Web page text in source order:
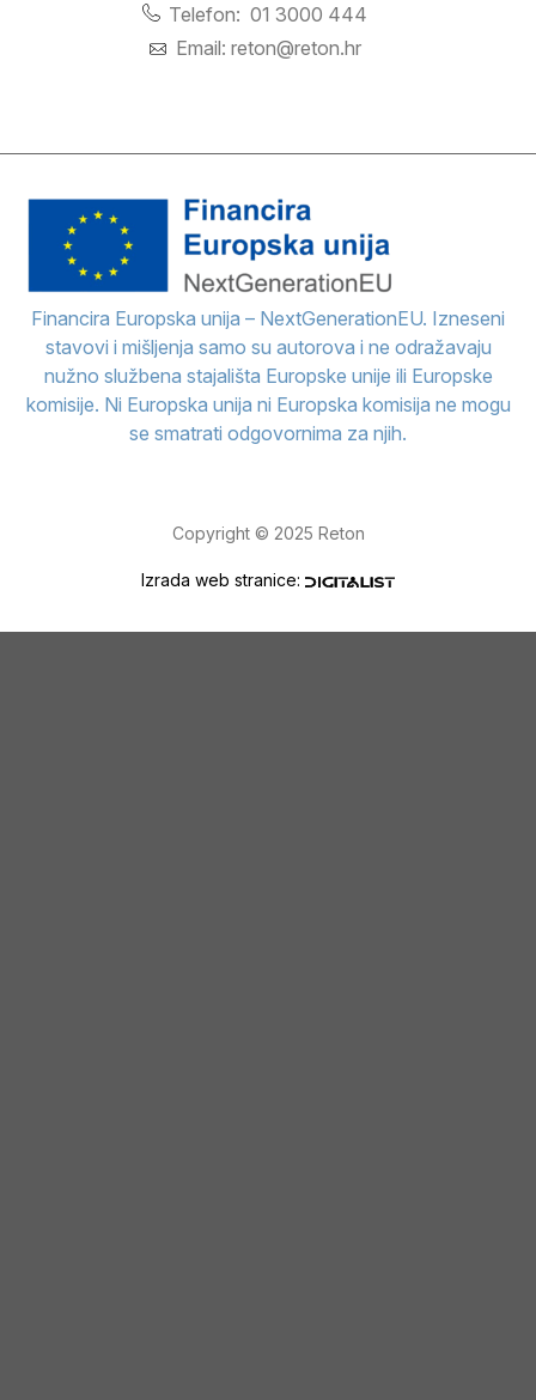
Telefon: 01 3000 444
Email: reton@reton.hr
Financira Europska unija – NextGenerationEU. Izneseni
stavovi i mišljenja samo su autorova i ne odražavaju
nužno službena stajališta Europske unije ili Europske
komisije. Ni Europska unija ni Europska komisija ne mogu
se smatrati odgovornima za njih.
Copyright © 2025 Reton
Izrada web stranice: